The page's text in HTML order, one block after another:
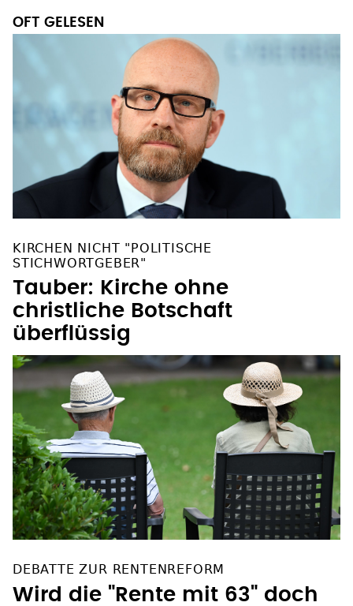
OFT GELESEN
KIRCHEN NICHT "POLITISCHE
STICHWORTGEBER"
Tauber: Kirche ohne
christliche Botschaft
überflüssig
DEBATTE ZUR RENTENREFORM
Wird die "Rente mit 63" doch